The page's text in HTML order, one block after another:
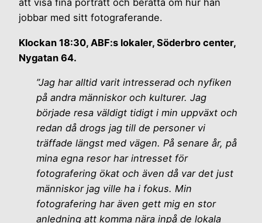
att visa fina porträtt och berätta om hur han
jobbar med sitt fotograferande.
Klockan 18:30, ABF:s lokaler, Söderbro center,
Nygatan 64.
”Jag har alltid varit intresserad och nyfiken
på andra människor och kulturer. Jag
började resa väldigt tidigt i min uppväxt och
redan då drogs jag till de personer vi
träffade längst med vägen. På senare år, på
mina egna resor har intresset för
fotografering ökat och även då var det just
människor jag ville ha i fokus. Min
fotografering har även gett mig en stor
anledning att komma nära inpå de lokala